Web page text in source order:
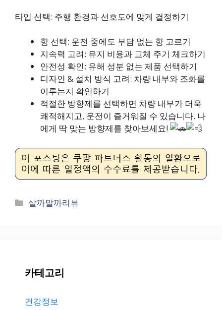
타입 선택: 주행 환경과 선호도에 맞게 결정하기
향 선택: 운전 중에도 부담 없는 향 고르기
지속력 고려: 유지 비용과 교체 주기 체크하기
안전성 확인: 유해 성분 없는 제품 선택하기
디자인 & 설치 방식 고려: 차량 내부와 조화를
이루는지 확인하기
적절한 방향제를 선택하면 차량 내부가 더욱
쾌적해지고, 운전이 즐거워질 수 있습니다. 나
에게 딱 맞는 방향제를 찾아보세요!
Categories
살까말까리뷰
카테고리
건강정보